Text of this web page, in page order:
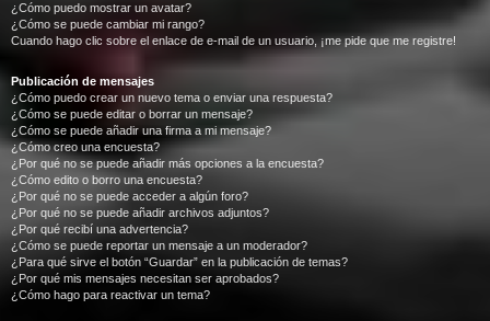
¿Cómo puedo mostrar un avatar?
¿Cómo se puede cambiar mi rango?
Cuando hago clic sobre el enlace de e-mail de un usuario, ¡me pide que me registre!
Publicación de mensajes
¿Cómo puedo crear un nuevo tema o enviar una respuesta?
¿Cómo se puede editar o borrar un mensaje?
¿Cómo se puede añadir una firma a mi mensaje?
¿Cómo creo una encuesta?
¿Por qué no se puede añadir más opciones a la encuesta?
¿Cómo edito o borro una encuesta?
¿Por qué no se puede acceder a algún foro?
¿Por qué no se puede añadir archivos adjuntos?
¿Por qué recibí una advertencia?
¿Cómo se puede reportar un mensaje a un moderador?
¿Para qué sirve el botón “Guardar” en la publicación de temas?
¿Por qué mis mensajes necesitan ser aprobados?
¿Cómo hago para reactivar un tema?